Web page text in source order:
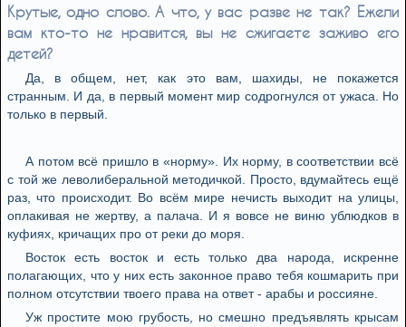
Крутые, одно слово. А что, у вас разве не так? Ежели
вам кто-то не нравится, вы не сжигаете заживо его
детей?
Да, в общем, нет, как это вам, шахиды, не покажется
странным. И да, в первый момент мир содрогнулся от ужаса. Но
только в первый.
А потом всё пришло в «норму». Их норму, в соответствии всё
с той же леволиберальной методичкой. Просто, вдумайтесь ещё
раз, что происходит. Во всём мире нечисть выходит на улицы,
оплакивая не жертву, а палача. И я вовсе не виню ублюдков в
куфиях, кричащих про от реки до моря.
Восток есть восток и есть только два народа, искренне
полагающих, что у них есть законное право тебя кошмарить при
полном отсутствии твоего права на ответ - арабы и россияне.
Уж простите мою грубость, но смешно предъявлять крысам